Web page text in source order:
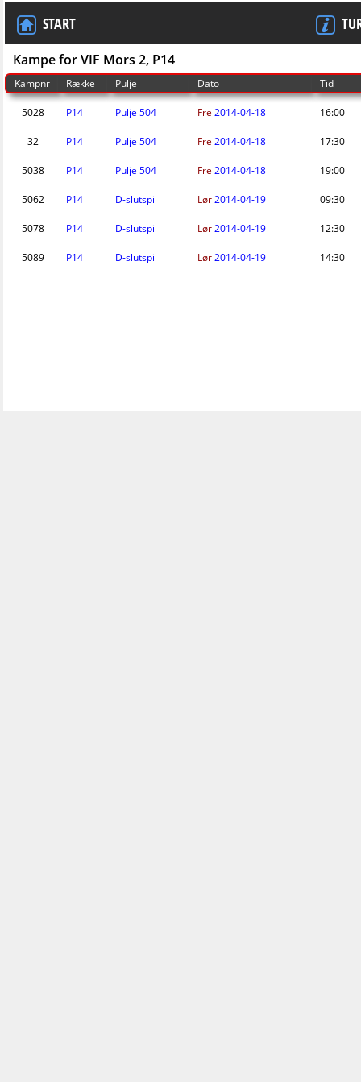
START
Kampe for VIF Mors 2, P14
Kampnr Række Pulje Dato Tid
5028 P14 Pulje 504 Fre 2014-04-18 16:00
32 P14 Pulje 504 Fre 2014-04-18 17:30
5038 P14 Pulje 504 Fre 2014-04-18 19:00
5062 P14 D-slutspil Lør2014-04-19 09:30
5078 P14 D-slutspil Lør2014-04-19 12:30
5089 P14 D-slutspil Lør2014-04-19 14:30